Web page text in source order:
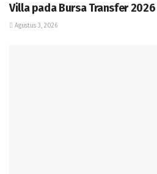
Villa pada Bursa Transfer 2026
Agustus 3, 2026